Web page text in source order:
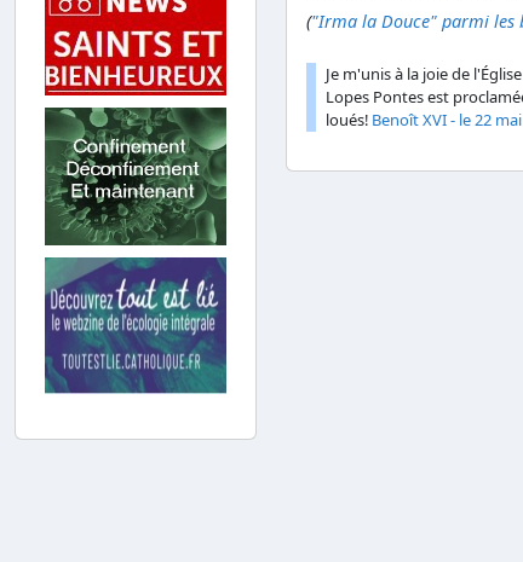
("Irma la Douce" parmi les
Je m'unis à la joie de
Lopes Pontes est
loués! Benoît XVI - le 22